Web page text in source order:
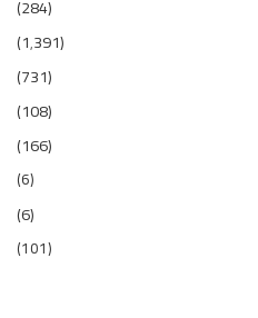
(284)
(1٬391)
(731)
(108)
(166)
(6)
(6)
(101)